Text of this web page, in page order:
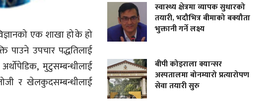
एक शाखा हो के हो
पाउने उपचार पद्धतिलाई
मुटुसम्बन्धीलाई
र खेलकुदसम्बन्धीलाई
स्वास्थ्य क्षेत्रमा व्यापक सुधारको
तयारी, भदौभित्र बीमाको बक्यौता
भुक्तानी गर्ने लक्ष्य
बीपी कोइराला क्यान्सर
अस्पतालमा बोनम्यारो प्रत्यारोपण
सेवा तयारी सुरु